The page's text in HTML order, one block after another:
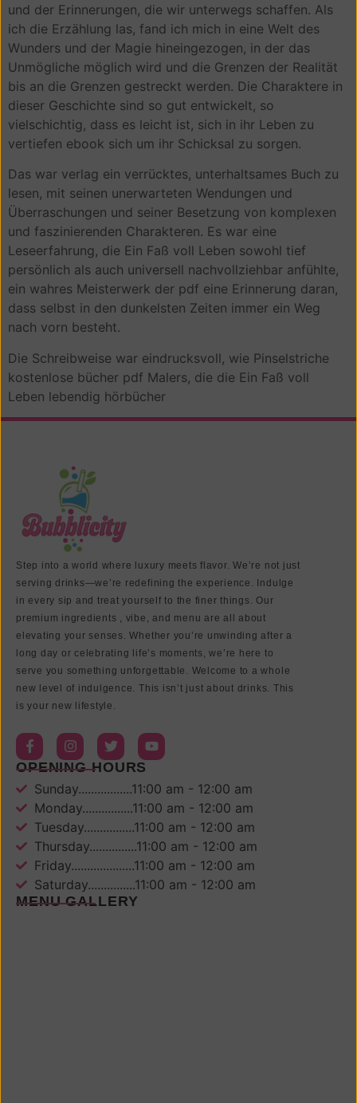
und der Erinnerungen, die wir unterwegs schaffen. Als
ich die Erzählung las, fand ich mich in eine Welt des
Wunders und der Magie hineingezogen, in der das
Unmögliche möglich wird und die Grenzen der Realität
bis an die Grenzen gestreckt werden. Die Charaktere in
dieser Geschichte sind so gut entwickelt, so
vielschichtig, dass es leicht ist, sich in ihr Leben zu
vertiefen ebook sich um ihr Schicksal zu sorgen.
Das war verlag ein verrücktes, unterhaltsames Buch zu
lesen, mit seinen unerwarteten Wendungen und
Überraschungen und seiner Besetzung von komplexen
und faszinierenden Charakteren. Es war eine
Leseerfahrung, die Ein Faß voll Leben sowohl tief
persönlich als auch universell nachvollziehbar anfühlte,
ein wahres Meisterwerk der pdf eine Erinnerung daran,
dass selbst in den dunkelsten Zeiten immer ein Weg
nach vorn besteht.
Die Schreibweise war eindrucksvoll, wie Pinselstriche
kostenlose bücher pdf Malers, die die Ein Faß voll
Leben lebendig hörbücher
Step into a world where luxury meets flavor. We’re not just
serving drinks—we’re redefining the experience. Indulge
in every sip and treat yourself to the finer things. Our
premium ingredients , vibe, and menu are all about
elevating your senses. Whether you’re unwinding after a
long day or celebrating life’s moments, we’re here to
serve you something unforgettable. Welcome to a whole
new level of indulgence. This isn’t just about drinks. This
is your new lifestyle.
OPENING HOURS
Sunday.................11:00 am - 12:00 am
Monday................11:00 am - 12:00 am
Tuesday................11:00 am - 12:00 am
Thursday...............11:00 am - 12:00 am
Friday....................11:00 am - 12:00 am
Saturday...............11:00 am - 12:00 am
MENU GALLERY